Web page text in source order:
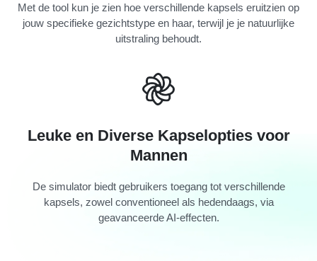
Met de tool kun je zien hoe verschillende kapsels eruitzien op
jouw specifieke gezichtstype en haar, terwijl je je natuurlijke
uitstraling behoudt.
Leuke en Diverse Kapselopties voor
Mannen
De simulator biedt gebruikers toegang tot verschillende
kapsels, zowel conventioneel als hedendaags, via
geavanceerde AI-effecten.